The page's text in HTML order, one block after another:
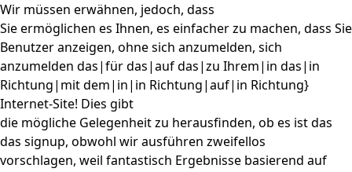
Wir müssen erwähnen, jedoch, dass
Sie ermöglichen es Ihnen, es einfacher zu machen, dass Sie
Benutzer anzeigen, ohne sich anzumelden, sich
anzumelden das|für das|auf das|zu Ihrem|in das|in
Richtung|mit dem|in|in Richtung|auf|in Richtung}
Internet-Site! Dies gibt
die mögliche Gelegenheit zu herausfinden, ob es ist das
das signup, obwohl wir ausführen zweifellos
vorschlagen, weil fantastisch Ergebnisse basierend auf